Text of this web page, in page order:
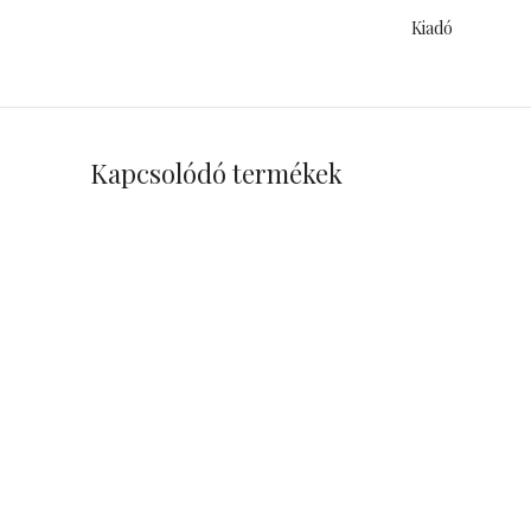
Kiadó
Kapcsolódó termékek